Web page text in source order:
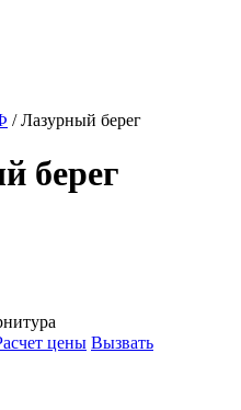
/ Лазурный берег
берег
цены Вызвать